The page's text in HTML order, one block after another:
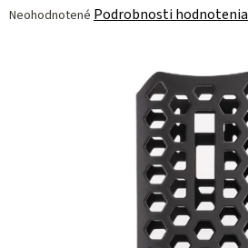
Priemerné
Neohodnotené Podrobnosti hodnotenia